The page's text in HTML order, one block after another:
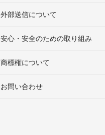
- 約3年前
外部送信について
安心・安全のための取り組み
商標権について
お問い合わせ